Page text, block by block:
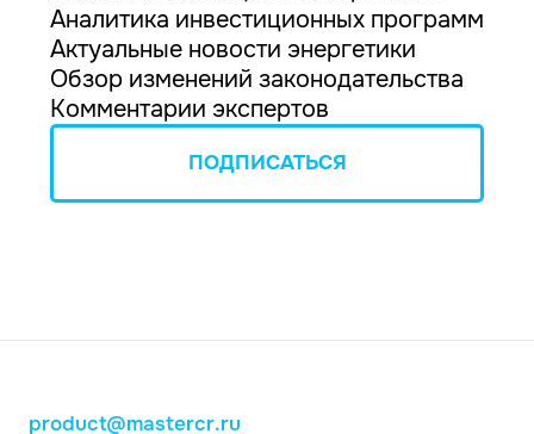
Аналитика инвестиционных программ
Актуальные новости энергетики
Обзор изменений законодательства
Комментарии экспертов
ПОДПИСАТЬСЯ
product@mastercr.ru